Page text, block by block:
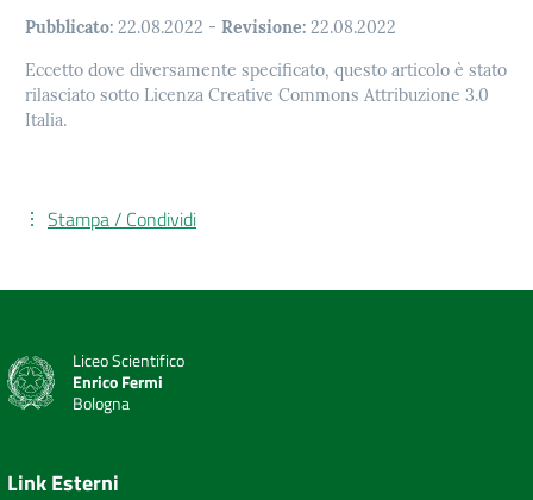
Pubblicato: 22.08.2022 - Revisione: 22.08.2022
Eccetto dove diversamente specificato, questo articolo è stato
rilasciato sotto Licenza Creative Commons Attribuzione 3.0
Italia.
Stampa / Condividi
Liceo Scientifico
Enrico Fermi
Bologna
Link Esterni